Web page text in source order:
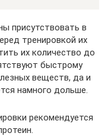
присутствовать в
тренировкой их
их количество до
быстрому
веществ, да и
намного дольше.
рекомендуется